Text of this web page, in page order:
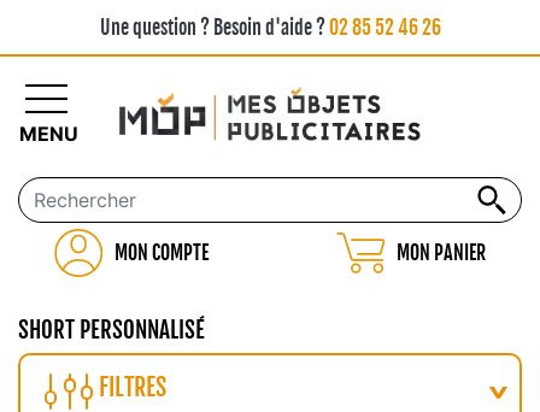
Une question ? Besoin d'aide ?02 85 52 46 26
MON COMPTE MON PANIER
MENU
SHORT PERSONNALISÉ
FILTRES